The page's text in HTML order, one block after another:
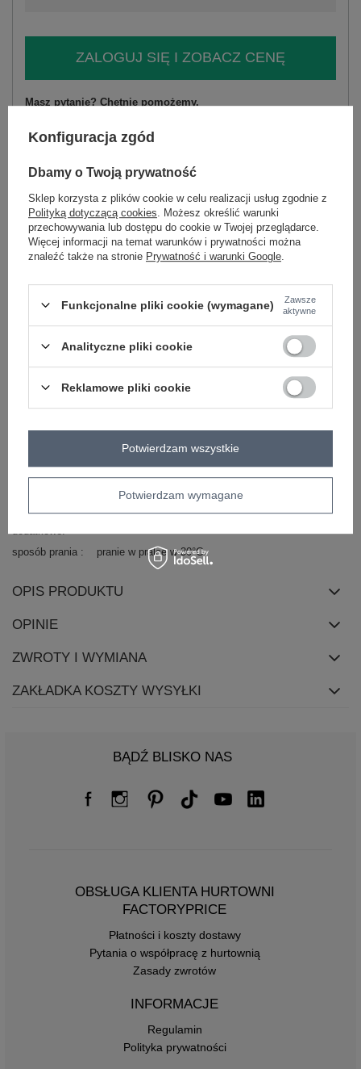
ZALOGUJ SIĘ I ZOBACZ CENĘ
Masz pytanie? Chętnie pomożemy.
elastan
sposób prania : pranie w pralce w 30°C
Kod produktu
MI-SK-3320.90
Marka
ITALY MODA
typ produktu
sukienka koktajlowa
fason
sukienka ołówkowa
okazja
na imprezę wizytowe
wzór
urozmaicona faktura materiału
długość
mini
długi rękaw
dekolt
serek / dekolt V
cechy
z podszewką koronka bufiasty rękaw
sposób prania pranie w pralce w 30°C
OPIS PRODUKTU
OPINIE
ZWROTY I WYMIANA
ZAKŁADKA KOSZTY WYSYŁKI
BĄDŹ BLISKO NAS
OBSŁUGA KLIENTA HURTOWNI
FACTORYPRICE
Płatności i koszty dostawy
Pytania o współpracę z hurtownią
Zasady zwrotów
INFORMACJE
Regulamin
Polityka prywatności
Konfiguracja zgód
Dbamy o Twoją prywatność
Sklep korzysta z plików cookie w celu realizacji usług zgodnie z
Polityką dotyczącą cookies . Możesz określić warunki
przechowywania lub dostępu do cookie w Twojej przeglądarce.
Więcej informacji na temat warunków i prywatności można
znaleźć także na stronie Prywatność i warunki Google
Funkcjonalne pliki cookie (wymagane)
Zawsze
aktywne
Analityczne pliki cookie
Reklamowe pliki cookie
Potwierdzam wymagane
Potwierdzam wszystkie